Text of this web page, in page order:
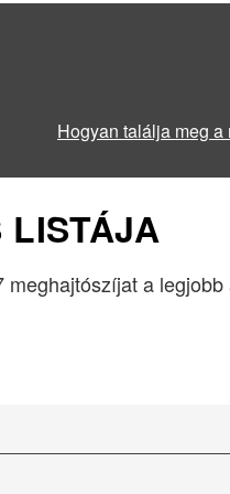
Hogyan találja meg a
LISTÁJA
a